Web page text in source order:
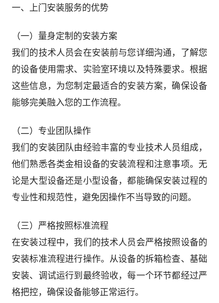
一、上门安装服务的优势
（一）量身定制的安装方案
我们的技术人员会在安装前与您详细沟通，了解您
的设备使用需求、实验室环境以及特殊要求。根据
这些信息，为您制定最适合的安装方案，确保设备
能够完美融入您的工作流程。
（二）专业团队操作
我们的安装团队由经验丰富的专业技术人员组成，
他们熟悉各类金相设备的安装流程和注意事项。无
论是大型设备还是小型设备，都能确保安装过程的
专业性和规范性，避免因操作不当导致的问题。
（三）严格按照标准流程
在安装过程中，我们的技术人员会严格按照设备的
安装标准流程进行操作。从设备的拆箱检查、基础
安装、调试运行到最终验收，每一个环节都经过严
格把控，确保设备能够正常运行。